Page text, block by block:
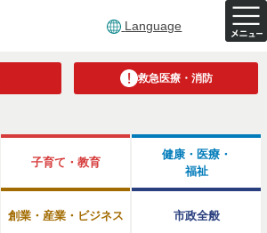
Language
救急医療・消防
子育て・教育
健康・医療・
福祉
創業・産業・ビジネス 市政全般